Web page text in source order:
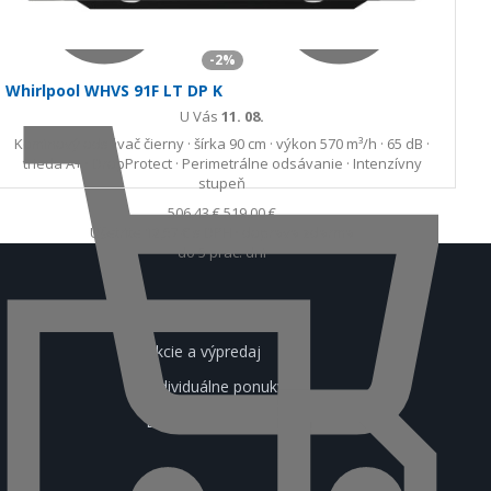
U Vás11. 08.
-2%
Whirlpool WHVS 91F LT DP K
Komínový odsávač čierny · šírka 90 cm · výkon 570 m³/h · 65 dB ·
trieda A+ · DropProtect · Perimetrálne odsávanie · Intenzívny
stupeň
506,43 €519,00 €
Ušetríte 12,57 €
do 5 prac. dní
Akcie a výpredaj
Individuálne ponuky
Blog